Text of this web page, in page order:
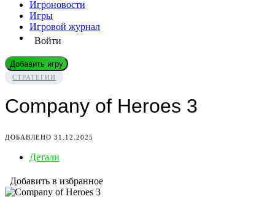
Игроновости
Игры
Игровой журнал
Войти
Добавить игру
СТРАТЕГИИ
Company of Heroes 3
ДОБАВЛЕНО 31.12.2025
Детали
Добавить в избранное